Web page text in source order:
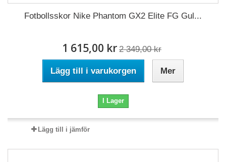
Fotbollsskor Nike Phantom GX2 Elite FG Gul...
1 615,00 kr 2 349,00 kr
Lägg till i varukorgen Mer
I Lager
Lägg till i jämför